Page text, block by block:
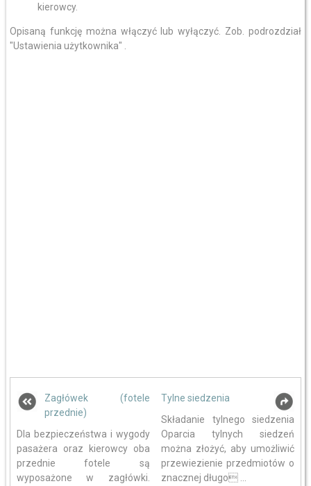
kierowcy.
Opisaną funkcję można włączyć lub wyłączyć. Zob. podrozdział
"Ustawienia użytkownika" .
Zagłówek (fotele
przednie)
Dla bezpieczeństwa i wygody
pasażera oraz kierowcy oba
przednie fotele są
wyposażone w zagłówki.
Tylne siedzenia
Składanie tylnego siedzenia
Oparcia tylnych siedzeń
można złożyć, aby umożliwić
przewiezienie przedmiotów o
znacznej długo ...